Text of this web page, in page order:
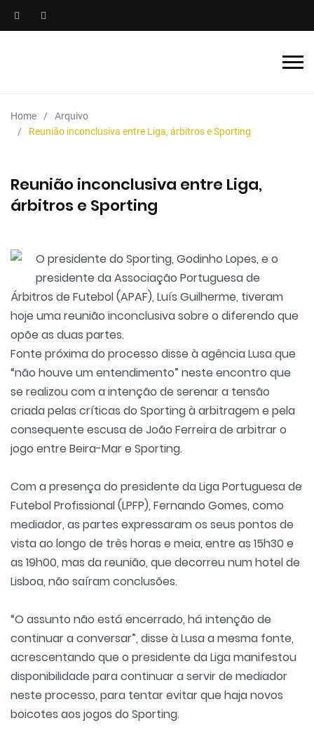
Home
Arquivo
Reunião inconclusiva entre Liga, árbitros e Sporting
Reunião inconclusiva entre Liga,
árbitros e Sporting
O presidente do Sporting, Godinho Lopes, e o
presidente da Associação Portuguesa de
Árbitros de Futebol (APAF), Luís Guilherme, tiveram
hoje uma reunião inconclusiva sobre o diferendo que
opõe as duas partes.
Fonte próxima do processo disse à agência Lusa que
“não houve um entendimento” neste encontro que
se realizou com a intenção de serenar a tensão
criada pelas críticas do Sporting à arbitragem e pela
consequente escusa de João Ferreira de arbitrar o
jogo entre Beira-Mar e Sporting.
Com a presença do presidente da Liga Portuguesa de
Futebol Profissional (LPFP), Fernando Gomes, como
mediador, as partes expressaram os seus pontos de
vista ao longo de três horas e meia, entre as 15h30 e
as 19h00, mas da reunião, que decorreu num hotel de
Lisboa, não saíram conclusões.
“O assunto não está encerrado, há intenção de
continuar a conversar”, disse à Lusa a mesma fonte,
acrescentando que o presidente da Liga manifestou
disponibilidade para continuar a servir de mediador
neste processo, para tentar evitar que haja novos
boicotes aos jogos do Sporting.